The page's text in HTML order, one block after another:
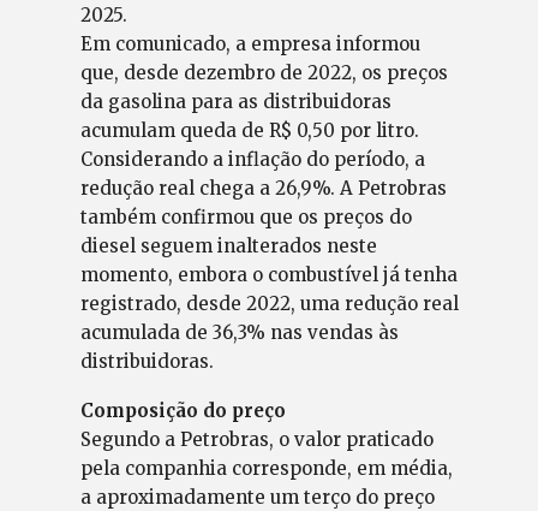
2025.
Em comunicado, a empresa informou
que, desde dezembro de 2022, os preços
da gasolina para as distribuidoras
acumulam queda de R$ 0,50 por litro.
Considerando a inflação do período, a
redução real chega a 26,9%. A Petrobras
também confirmou que os preços do
diesel seguem inalterados neste
momento, embora o combustível já tenha
registrado, desde 2022, uma redução real
acumulada de 36,3% nas vendas às
distribuidoras.
Composição do preço
Segundo a Petrobras, o valor praticado
pela companhia corresponde, em média,
a aproximadamente um terço do preço